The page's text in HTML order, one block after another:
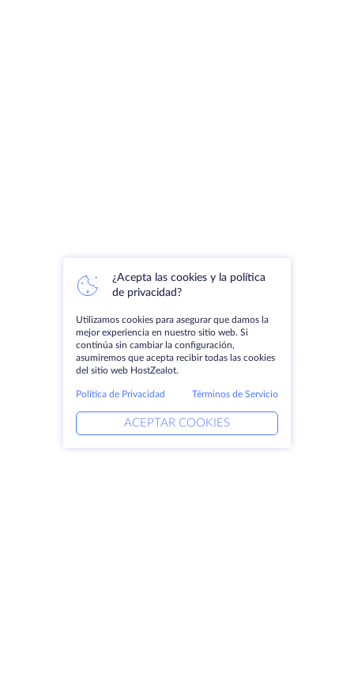
¿Acepta las cookies y la política
de privacidad?
Utilizamos cookies para asegurar que damos la
mejor experiencia en nuestro sitio web. Si
continúa sin cambiar la configuración,
asumiremos que acepta recibir todas las cookies
del sitio web HostZealot.
Política de Privacidad Términos de Servicio
ACEPTAR COOKIES